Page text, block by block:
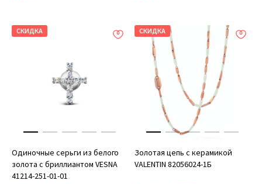
СКИДКА
Одиночные серьги из белого
золота с бриллиантом VESNA
41214-251-01-01
СКИДКА
Золотая цепь с керамикой
VALENTIN 82056024-1Б